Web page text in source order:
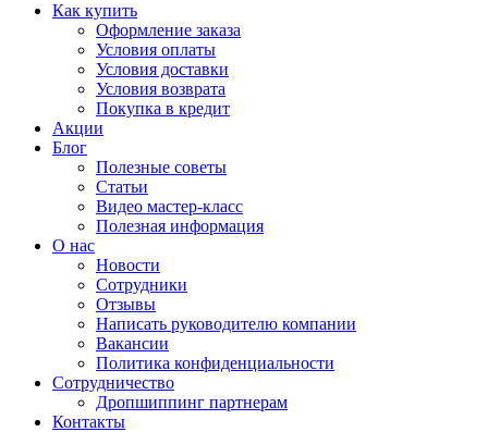
Как купить
Оформление заказа
Условия оплаты
Условия доставки
Условия возврата
Покупка в кредит
Акции
Блог
Полезные советы
Статьи
Видео мастер-класс
Полезная информация
О нас
Новости
Сотрудники
Отзывы
Написать руководителю компании
Вакансии
Политика конфиденциальности
Сотрудничество
Дропшиппинг партнерам
Контакты